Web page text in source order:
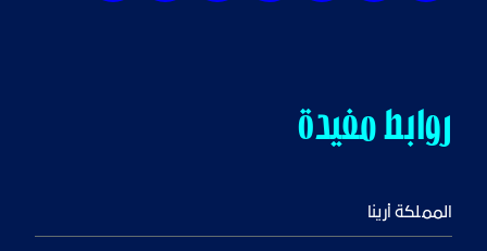
روابط مفيدة
المملكة أرينا